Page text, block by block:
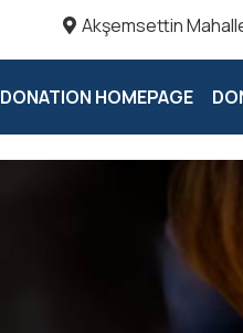
Akşemsettin
DONATION HOMEPAGE